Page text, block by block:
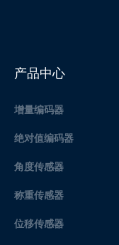
产品中心
增量编码器
绝对值编码器
角度传感器
称重传感器
位移传感器